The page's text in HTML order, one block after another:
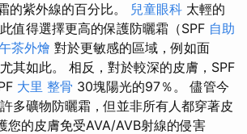
的紫外線的百分比。 兒童眼科 太輕的
值得選擇更高的保護防曬霜（SPF 自助
茶外燴 對於更敏感的區域，例如面
其如此。 相反，對於較深的皮膚，SPF
大里 整骨 30塊陽光的97％。 儘管今
多礦物防曬霜，但並非所有人都穿著皮
您的皮膚免受AVA/AVB射線的侵害